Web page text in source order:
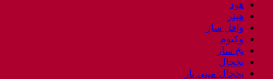
هود
هیتر
وافل ساز
وکیوم
یخ ساز
یخچال
یخچال مینی بار